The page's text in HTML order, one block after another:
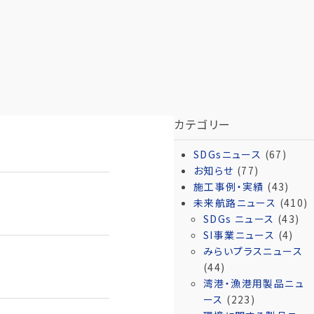
カテゴリー
SDGsニュース (67)
お知らせ (77)
施工事例・実績 (43)
未来航路ニュース (410)
SDGs ニュース (43)
SI事業ニュース (4)
みらいプラスニュース
(44)
湾港・漁港用製品ニュ
ース (223)